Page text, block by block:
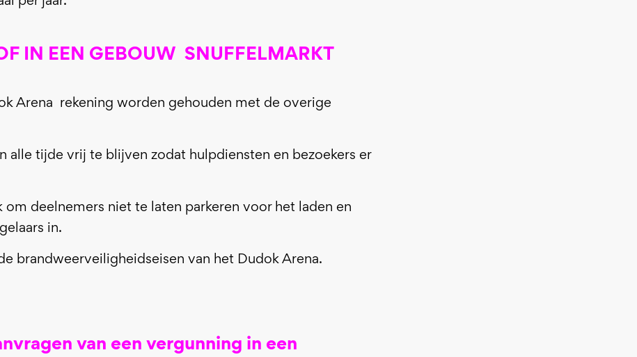
IN EEN GEBOUW SNUFFELMARKT
Arena rekening worden gehouden met de overige
alle tijde vrij te blijven zodat hulpdiensten en bezoekers er
deelnemers niet te laten parkeren voor het laden en
in.
brandweerveiligheidseisen van het Dudok Arena.
van een vergunning in een